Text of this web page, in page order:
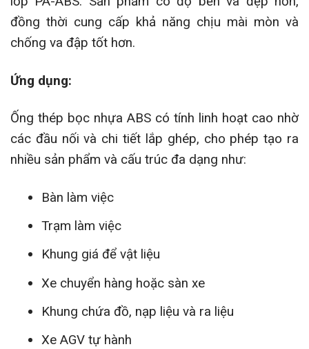
đồng thời cung cấp khả năng chịu mài mòn và
chống va đập tốt hơn.
Ứng dụng:
Ống thép bọc nhựa ABS có tính linh hoạt cao nhờ
các đầu nối và chi tiết lắp ghép, cho phép tạo ra
nhiều sản phẩm và cấu trúc đa dạng như:
Bàn làm việc
Trạm làm việc
Khung giá để vật liệu
Xe chuyển hàng hoặc sàn xe
Khung chứa đồ, nạp liệu và ra liệu
Xe AGV tự hành